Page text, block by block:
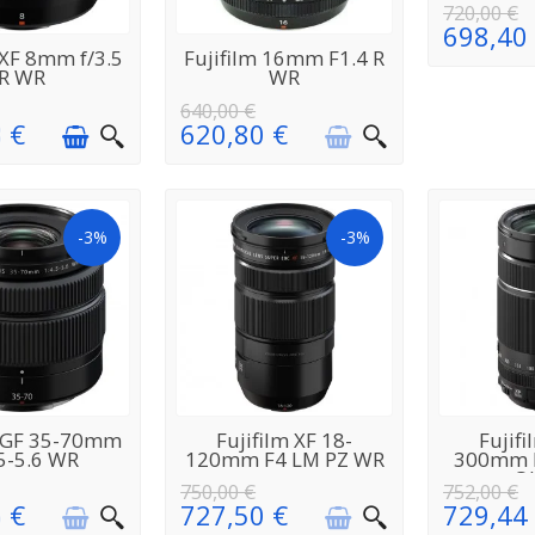
STOCK
8mm f/3.5
R WR
€
EN
RÉAPPROVISIONNEMENT
Fujifilm 16mm F1.4 R
WR
640,00 €
620,80 €
720,00 €
698,40
-3%
EN35-70mm
5.6 WR
€
-3%
EN
RÉAPPROVISIONNEMENT
Fujifilm XF 18-
120mm F4 LM PZ WR
750,00 €
727,50 €
300mm
752,00 €
729,44